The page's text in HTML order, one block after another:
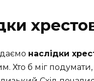
наслідки
Хто б міг